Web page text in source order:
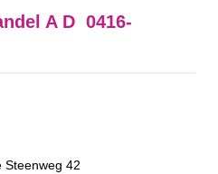
A D 0416-
Steenweg 42